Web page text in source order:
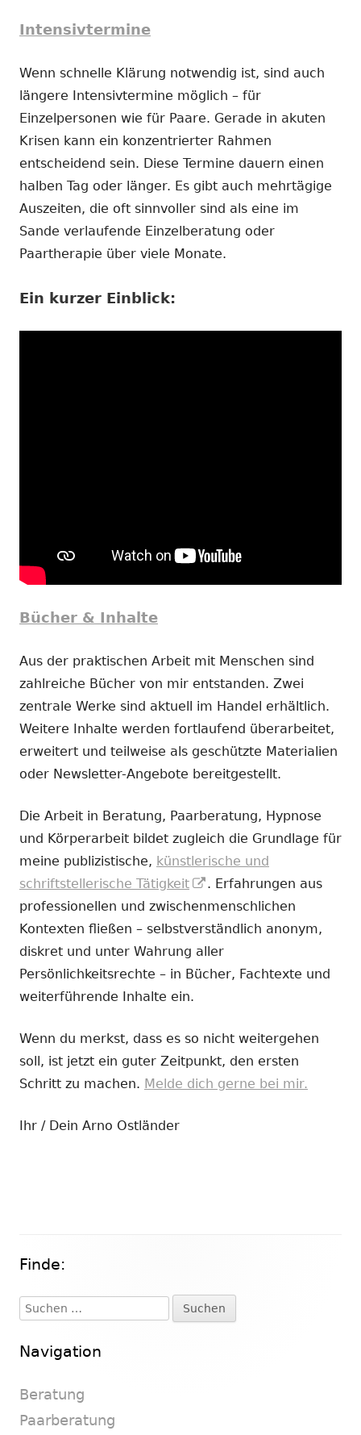
Intensivtermine
Wenn schnelle Klärung notwendig ist, sind auch
längere Intensivtermine möglich – für
Einzelpersonen wie für Paare. Gerade in akuten
Krisen kann ein konzentrierter Rahmen
entscheidend sein. Diese Termine dauern einen
halben Tag oder länger. Es gibt auch mehrtägige
Auszeiten, die oft sinnvoller sind als eine im
Sande verlaufende Einzelberatung oder
Paartherapie über viele Monate.
Ein kurzer Einblick:
Bücher & Inhalte
Aus der praktischen Arbeit mit Menschen sind
zahlreiche Bücher von mir entstanden. Zwei
zentrale Werke sind aktuell im Handel erhältlich.
Weitere Inhalte werden fortlaufend überarbeitet,
erweitert und teilweise als geschützte Materialien
oder Newsletter-Angebote bereitgestellt.
Die Arbeit in Beratung, Paarberatung, Hypnose
und Körperarbeit bildet zugleich die Grundlage für
meine publizistische, künstlerische und
schriftstellerische Tätigkeit
In
neuem
Fenster
öffnen
. Erfahrungen aus
professionellen und zwischenmenschlichen
Kontexten fließen – selbstverständlich anonym,
diskret und unter Wahrung aller
Persönlichkeitsrechte – in Bücher, Fachtexte und
weiterführende Inhalte ein.
Wenn du merkst, dass es so nicht weitergehen
soll, ist jetzt ein guter Zeitpunkt, den ersten
Schritt zu machen. Melde dich gerne bei mir.
Ihr / Dein Arno Ostländer
Haupt-
Seitenleiste
Finde:
Suchen
nach:
Navigation
Beratung
Paarberatung